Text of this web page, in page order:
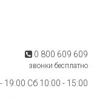
0 800 609 609
звонки бесплатно
19:00 Сб 10:00 - 15:00